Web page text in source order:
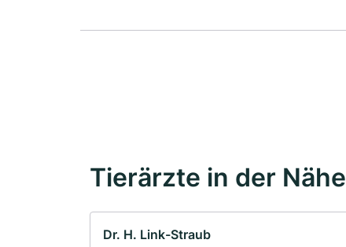
Tierärzte in der Nähe
Dr. H. Link-Straub